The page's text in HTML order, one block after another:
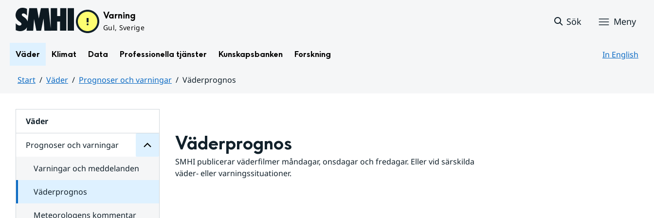
Hoppa till sidans innehåll Varning
Gul, Sverige
Sök Meny
Väder Klimat Data Professionella tjänster Kunskapsbanken Forskning In English
Start Väder Prognoser och varningar
Väderprognos
Väder
Prognoser och varningar
för
varningar
Varningar och meddelanden
Väderprognos
Meteorologens kommentar
Väderprognos
SMHI publicerar väderfilmer måndagar, onsdagar och fredagar. Eller vid särskilda
väder- eller varningssituationer.